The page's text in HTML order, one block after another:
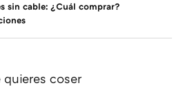
sin cable: ¿Cuál comprar?
coser